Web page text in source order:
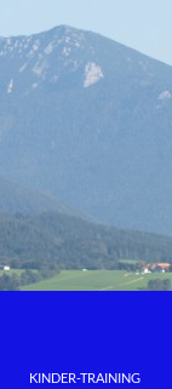
KINDER-TRAINING